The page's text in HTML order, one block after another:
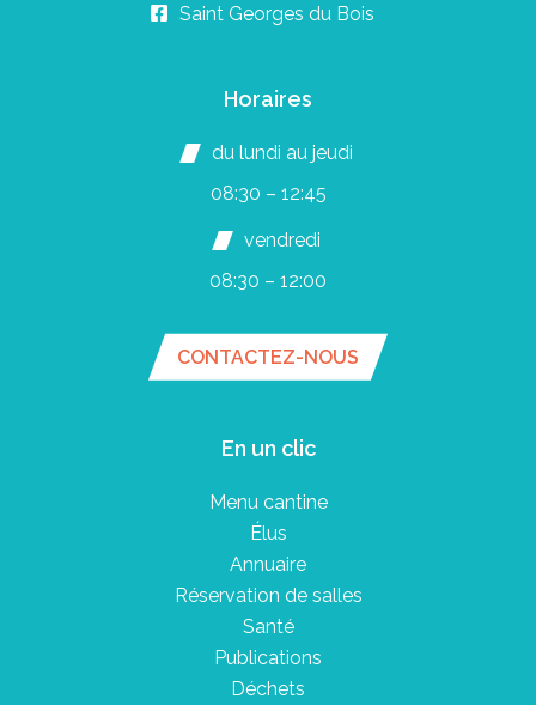
Saint Georges du Bois
Horaires
du lundi au jeudi
08:30 – 12:45
vendredi
08:30 – 12:00
CONTACTEZ-NOUS
En un clic
Menu cantine
Élus
Annuaire
Réservation de salles
Santé
Publications
Déchets